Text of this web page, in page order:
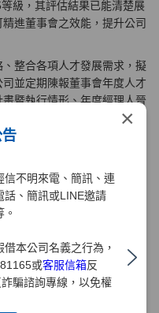
×
信不明來電、簡訊、連
話、簡訊或LINE邀請
本公司名義之行為，
或客服信箱反
騙諮詢專線，以免權
級，其評估結果已能清楚展
進董事會之效能，提升公司
整合各項人才發展需求，擬
並定期陳報董事會年度人才
暨執行情形、年度經理人晉
公司重要管理階層之接班規
立董事說明之機制，使董事
提供建議與指導。
司治理協會」就2020年10
能評估，該機構委派評估專
之指導、3.董事會之授權、